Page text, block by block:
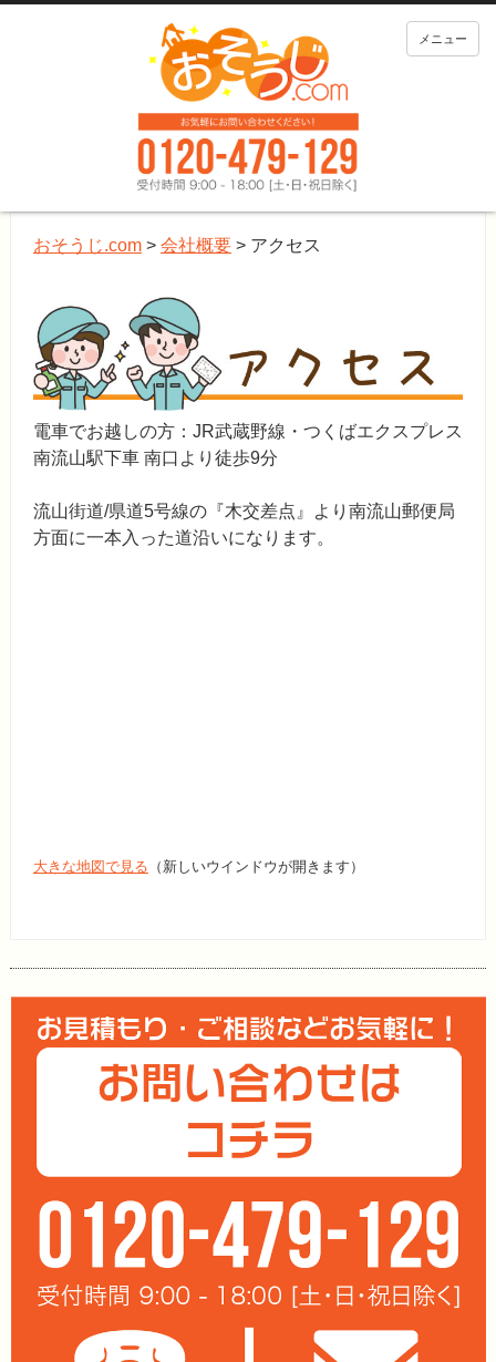
メニュー
おそうじ.com> 会社概要> アクセス
電車でお越しの方：JR武蔵野線・つくばエクスプレス
南流山駅下車 南口より徒歩9分
流山街道/県道5号線の『木交差点』より南流山郵便局
方面に一本入った道沿いになります。
大きな地図で見る （新しいウインドウが開きます）